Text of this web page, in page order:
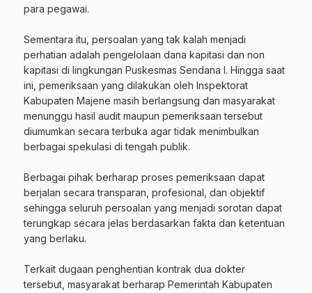
para pegawai.
‎Sementara itu, persoalan yang tak kalah menjadi
perhatian adalah pengelolaan dana kapitasi dan non
kapitasi di lingkungan Puskesmas Sendana I. Hingga saat
ini, pemeriksaan yang dilakukan oleh Inspektorat
Kabupaten Majene masih berlangsung dan masyarakat
menunggu hasil audit maupun pemeriksaan tersebut
diumumkan secara terbuka agar tidak menimbulkan
berbagai spekulasi di tengah publik.
‎Berbagai pihak berharap proses pemeriksaan dapat
berjalan secara transparan, profesional, dan objektif
sehingga seluruh persoalan yang menjadi sorotan dapat
terungkap secara jelas berdasarkan fakta dan ketentuan
yang berlaku.
‎Terkait dugaan penghentian kontrak dua dokter
tersebut, masyarakat berharap Pemerintah Kabupaten